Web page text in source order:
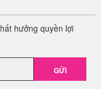
hưởng quyền lợi
GỬI